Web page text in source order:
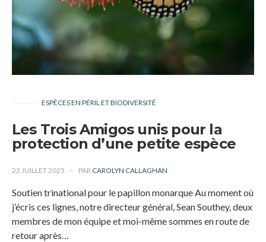
ESPÈCES EN PÉRIL ET BIODIVERSITÉ
Les Trois Amigos unis pour la
protection d’une petite espèce
22 JUILLET 2025 PAR CAROLYN CALLAGHAN
Soutien trinational pour le papillon monarque Au moment où
j’écris ces lignes, notre directeur général, Sean Southey, deux
membres de mon équipe et moi-même sommes en route de
retour après…